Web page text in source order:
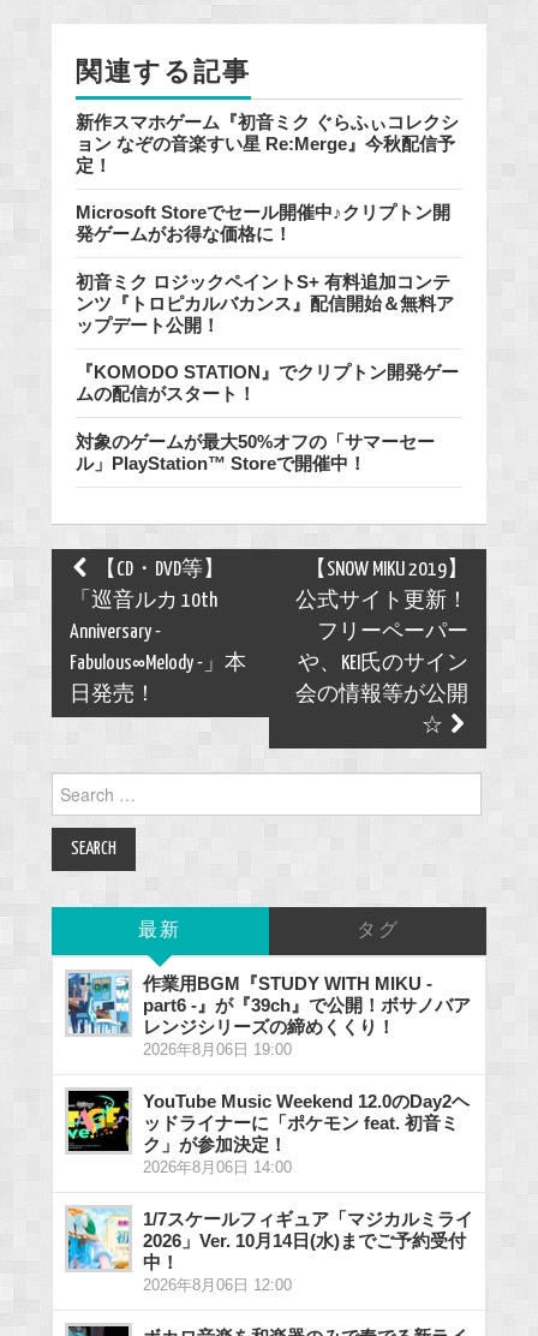
o
関連する記事
新作スマホゲーム『初音ミク ぐらふぃコレクシ
ョン なぞの音楽すい星 Re:Merge』今秋配信予
定！
Microsoft Storeでセール開催中♪クリプトン開
発ゲームがお得な価格に！
初音ミク ロジックペイントS+ 有料追加コンテ
ンツ『トロピカルバカンス』配信開始＆無料ア
ップデート公開！
『KOMODO STATION』でクリプトン開発ゲー
ムの配信がスタート！
対象のゲームが最大50%オフの「サマーセー
ル」PlayStation™ Storeで開催中！
Post
navigation
【CD・DVD等】
「巡音ルカ 10th
Anniversary -
Fabulous∞Melody -」本
日発売！
【SNOW MIKU 2019】
公式サイト更新！
フリーペーパー
や、KEI氏のサイン
会の情報等が公開
☆
Search
for:
最新 タグ
作業用BGM『STUDY WITH MIKU -
part6 -』が『39ch』で公開！ボサノバア
レンジシリーズの締めくくり！
2026年8月06日 19:00
YouTube Music Weekend 12.0のDay2ヘ
ッドライナーに「ポケモン feat. 初音ミ
ク」が参加決定！
2026年8月06日 14:00
1/7スケールフィギュア「マジカルミライ
2026」Ver. 10月14日(水)までご予約受付
中！
2026年8月06日 12:00